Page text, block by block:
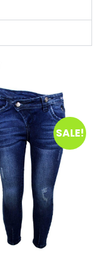
SALE!